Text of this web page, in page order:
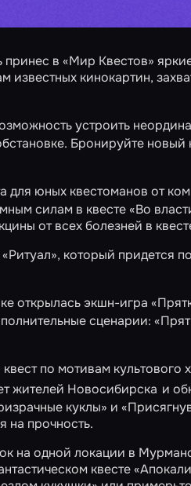
в «Мир Квестов»
известных кинокартин,
устроить
Бронируйте новый
для юных квестоманов от
силам в квесте «Во
от всех болезней в
«Ритуал», который придется
открылась экшн-игра
сценарии:
по мотивам культового
жителей Новосибирска и
куклы» и
на прочность.
на одной локации в
квесте